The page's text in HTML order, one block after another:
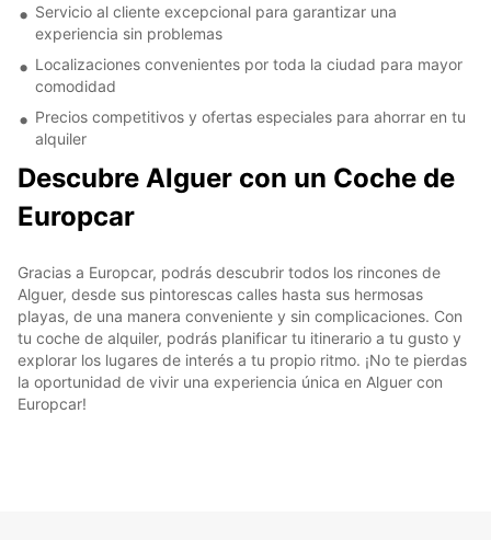
Servicio al cliente excepcional para garantizar una
experiencia sin problemas
Localizaciones convenientes por toda la ciudad para mayor
comodidad
Precios competitivos y ofertas especiales para ahorrar en tu
alquiler
Descubre Alguer con un Coche de
Europcar
Gracias a Europcar, podrás descubrir todos los rincones de
Alguer, desde sus pintorescas calles hasta sus hermosas
playas, de una manera conveniente y sin complicaciones. Con
tu coche de alquiler, podrás planificar tu itinerario a tu gusto y
explorar los lugares de interés a tu propio ritmo. ¡No te pierdas
la oportunidad de vivir una experiencia única en Alguer con
Europcar!